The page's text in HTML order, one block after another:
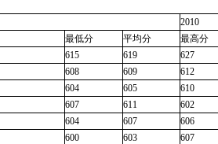
2010
最低分 平均分 最高分
615 619 627
608 609 612
604 605 610
607 611 602
604 607 606
600 603 607